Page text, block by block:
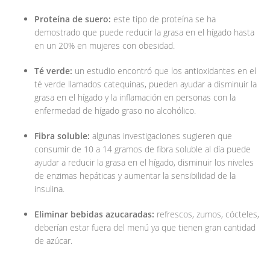
Proteína de suero: este tipo de proteína se ha
demostrado que puede reducir la grasa en el hígado hasta
en un 20% en mujeres con obesidad.
Té verde: un estudio encontró que los antioxidantes en el
té verde llamados catequinas, pueden ayudar a disminuir la
grasa en el hígado y la inflamación en personas con la
enfermedad de hígado graso no alcohólico.
Fibra soluble: algunas investigaciones sugieren que
consumir de 10 a 14 gramos de fibra soluble al día puede
ayudar a reducir la grasa en el hígado, disminuir los niveles
de enzimas hepáticas y aumentar la sensibilidad de la
insulina.
Eliminar bebidas azucaradas: refrescos, zumos, cócteles,
deberían estar fuera del menú ya que tienen gran cantidad
de azúcar.